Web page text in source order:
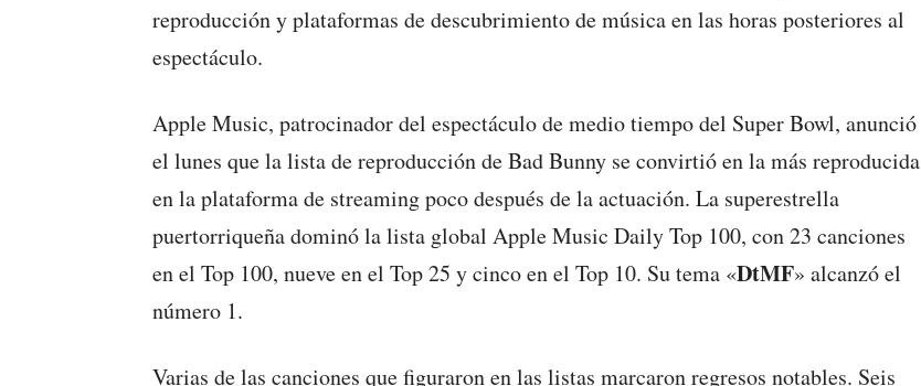
reproducción y plataformas de descubrimiento de música en las horas posteriores al
espectáculo.
Apple Music, patrocinador del espectáculo de medio tiempo del Super Bowl, anunció
el lunes que la lista de reproducción de Bad Bunny se convirtió en la más reproducida
en la plataforma de streaming poco después de la actuación. La superestrella
puertorriqueña dominó la lista global Apple Music Daily Top 100, con 23 canciones
en el Top 100, nueve en el Top 25 y cinco en el Top 10. Su tema «DtMF» alcanzó el
número 1.
Varias de las canciones que figuraron en las listas marcaron regresos notables. Seis